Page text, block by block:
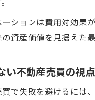
ションは費用対効果
資産価値を見据えた
い不動産売買の視点
で失敗を避けるには